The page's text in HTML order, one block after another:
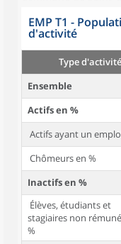
EMP T1 -
d'activité
Type d'activité
Ensemble
Actifs en %
Actifs ayant un
Chômeurs en %
Inactifs en %
Élèves, étudiants et
stagiaires non
%